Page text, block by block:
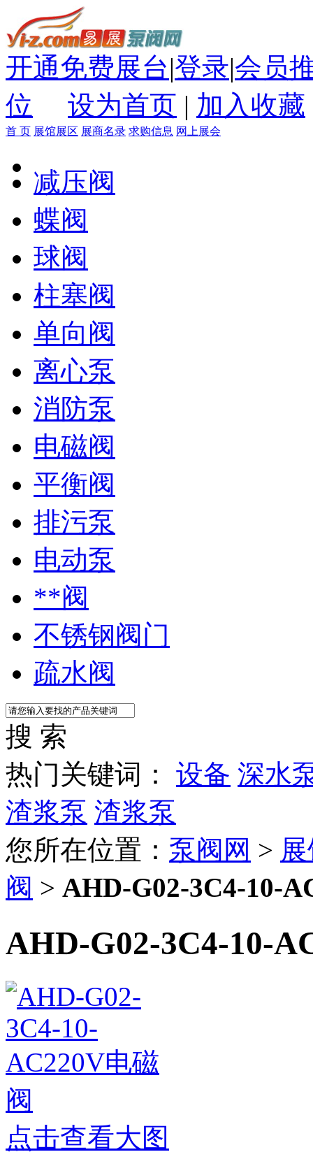
开通免费展台|登录|会员
位
设为首页 | 加入收藏
首 页 展馆展区 展商名录 求购信息 网上展会
减压阀
蝶阀
球阀
柱塞阀
单向阀
离心泵
消防泵
电磁阀
平衡阀
排污泵
电动泵
**阀
不锈钢阀门
疏水阀
搜 索
热门关键词： 设备 深水
渣浆泵 渣浆泵
您所在位置： 泵阀网 >
阀 > AHD-G02-3C4-10-
AHD-G02-3C4-10-
点击查看大图